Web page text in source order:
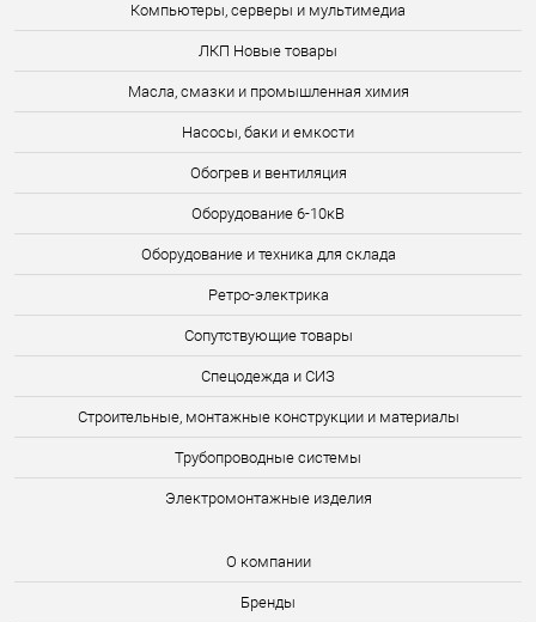
Компьютеры, серверы и мультимедиа
ЛКП Новые товары
Масла, смазки и промышленная химия
Насосы, баки и емкости
Обогрев и вентиляция
Оборудование 6-10кВ
Оборудование и техника для склада
Ретро-электрика
Сопутствующие товары
Спецодежда и СИЗ
Строительные, монтажные конструкции и материалы
Трубопроводные системы
Электромонтажные изделия
О компании
Бренды